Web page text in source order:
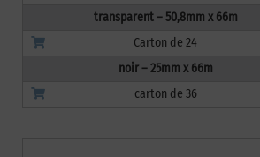
transparent – 50,8mm x 66m
Carton de 24
noir – 25mm x 66m
carton de 36